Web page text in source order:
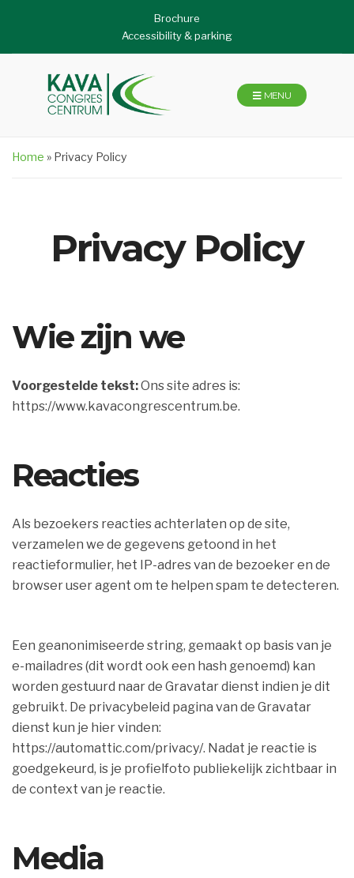
Brochure
Accessibility & parking
MENU
Home » Privacy Policy
Privacy Policy
Wie zijn we
Voorgestelde tekst:Ons site adres is:
https://www.kavacongrescentrum.be.
Reacties
Als bezoekers reacties achterlaten op de site,
verzamelen we de gegevens getoond in het
reactieformulier, het IP-adres van de bezoeker en de
browser user agent om te helpen spam te detecteren.
Een geanonimiseerde string, gemaakt op basis van je
e-mailadres (dit wordt ook een hash genoemd) kan
worden gestuurd naar de Gravatar dienst indien je dit
gebruikt. De privacybeleid pagina van de Gravatar
dienst kun je hier vinden:
https://automattic.com/privacy/. Nadat je reactie is
goedgekeurd, is je profielfoto publiekelijk zichtbaar in
de context van je reactie.
Media